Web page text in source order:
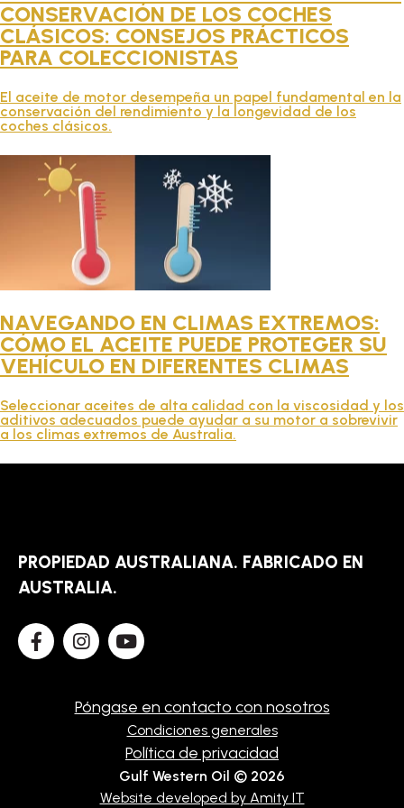
TÉCNICO
FOLLETOS
BLOG
CONSERVACIÓN DE LOS COCHES
CLÁSICOS: CONSEJOS PRÁCTICOS
PARA COLECCIONISTAS
El aceite de motor desempeña un papel fundamental en la
conservación del rendimiento y la longevidad de los
coches clásicos.
NAVEGANDO EN CLIMAS EXTREMOS:
CÓMO EL ACEITE PUEDE PROTEGER SU
VEHÍCULO EN DIFERENTES CLIMAS
Seleccionar aceites de alta calidad con la viscosidad y los
aditivos adecuados puede ayudar a su motor a sobrevivir
a los climas extremos de Australia.
PROPIEDAD AUSTRALIANA. FABRICADO EN
AUSTRALIA.
Póngase en contacto con nosotros
Condiciones generales
Política de privacidad
Gulf Western Oil © 2026
Website developed by Amity IT